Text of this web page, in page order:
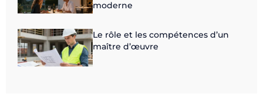
moderne
Le rôle et les compétences d’un
maître d’œuvre